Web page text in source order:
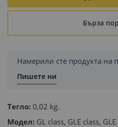
Бърза
Намерили сте продукта на
Пишете ни
Тегло: 0,02 kg.
Модел: GL class, GLE class,